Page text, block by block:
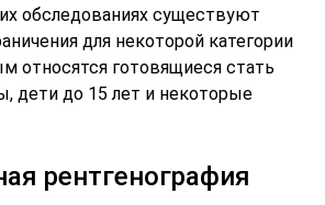
обследованиях существуют
для некоторой категории
относятся готовящиеся стать
дети до 15 лет и некоторые
рентгенография